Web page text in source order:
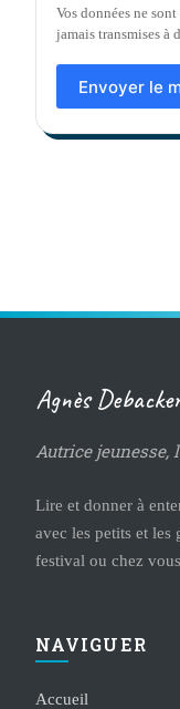
Vos données ne
jamais transmises à
Envoyer le
Agnès
Autrice jeunesse,
Lire et donner à
avec les petits et les
festival ou chez
NAVIGUER
Accueil